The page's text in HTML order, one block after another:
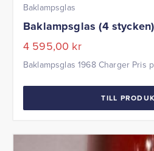
Baklampsglas
Baklampsglas (4
4 595,00 kr
Baklampsglas 1968 Charger Pris
TILL